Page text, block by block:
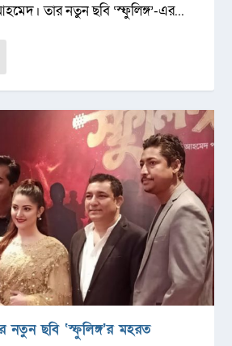
তার নতুন ছবি ‘স্ফুলিঙ্গ’-এর...
নতুন ছবি ‘স্ফুলিঙ্গ’র মহরত